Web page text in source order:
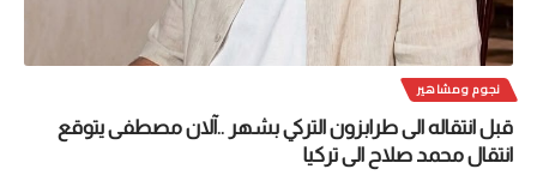
نجوم ومشاهير
قبل انتقاله الى طرابزون التركي بشهر ..آلان مصطفى يتوقع
انتقال محمد صلاح الى تركيا